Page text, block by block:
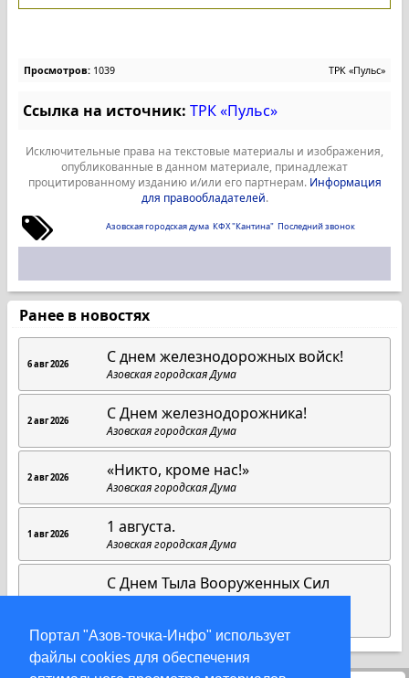
Портал "Азов-точка-Инфо" использует
файлы cookies для обеспечения
Просмотров: 1039 ТРК «Пульс»
Ссылка на источник: ТРК «Пульс»
Исключительные права на текстовые материалы и изображения,
опубликованные в данном материале, принадлежат
процитированному изданию и/или его партнерам. Информация
для правообладателей.
Азовская городская дума КФХ "Кантина" Последний звонок
Ранее в новостях
6 авг 2026 С днем железнодорожных войск!
Азовская городская Дума
2 авг 2026 С Днем железнодорожника!
Азовская городская Дума
2 авг 2026 «Никто, кроме нас!»
Азовская городская Дума
1 авг 2026 1 августа.
Азовская городская Дума
С Днем Тыла Вооруженных Сил
Российской Федерации!